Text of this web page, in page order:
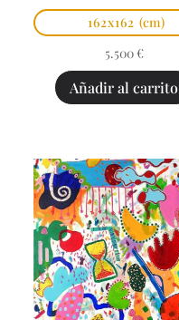
162x162 (cm)
5.500 €
Añadir al carrito